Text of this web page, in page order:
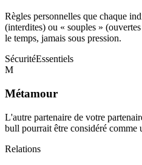
Règles personnelles que chaque
(interdites) ou « souples »
le temps, jamais sous pression.
SécuritéEssentiels
M
Métamour
L'autre partenaire de votre
bull pourrait être considéré comme
Relations